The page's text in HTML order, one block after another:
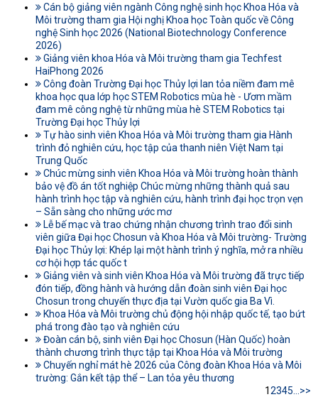
Cán bộ giảng viên ngành Công nghệ sinh học Khoa Hóa và
Môi trường tham gia Hội nghị Khoa học Toàn quốc về Công
nghệ Sinh học 2026 (National Biotechnology Conference
2026)
Giảng viên khoa Hóa và Môi trường tham gia Techfest
HaiPhong 2026
Công đoàn Trường Đại học Thủy lợi lan tỏa niềm đam mê
khoa học qua lớp học STEM Robotics mùa hè - Ươm mầm
đam mê công nghệ từ những mùa hè STEM Robotics tại
Trường Đại học Thủy lợi
Tự hào sinh viên Khoa Hóa và Môi trường tham gia Hành
trình đỏ nghiên cứu, học tập của thanh niên Việt Nam tại
Trung Quốc
Chúc mừng sinh viên Khoa Hóa và Môi trường hoàn thành
bảo vệ đồ án tốt nghiệp Chúc mừng những thành quả sau
hành trình học tập và nghiên cứu, hành trình đại học trọn vẹn
– Sẵn sàng cho những ước mơ
Lễ bế mạc và trao chứng nhận chương trình trao đổi sinh
viên giữa Đại học Chosun và Khoa Hóa và Môi trường- Trường
Đại học Thủy lợi: Khép lại một hành trình ý nghĩa, mở ra nhiều
cơ hội hợp tác quốc t
Giảng viên và sinh viên Khoa Hóa và Môi trường đã trực tiếp
đón tiếp, đồng hành và hướng dẫn đoàn sinh viên Đại học
Chosun trong chuyến thực địa tại Vườn quốc gia Ba Vì.
Khoa Hóa và Môi trường chủ động hội nhập quốc tế, tạo bứt
phá trong đào tạo và nghiên cứu
Đoàn cán bộ, sinh viên Đại học Chosun (Hàn Quốc) hoàn
thành chương trình thực tập tại Khoa Hóa và Môi trường
Chuyến nghỉ mát hè 2026 của Công đoàn Khoa Hóa và Môi
trường: Gắn kết tập thể – Lan tỏa yêu thương
12345 >>